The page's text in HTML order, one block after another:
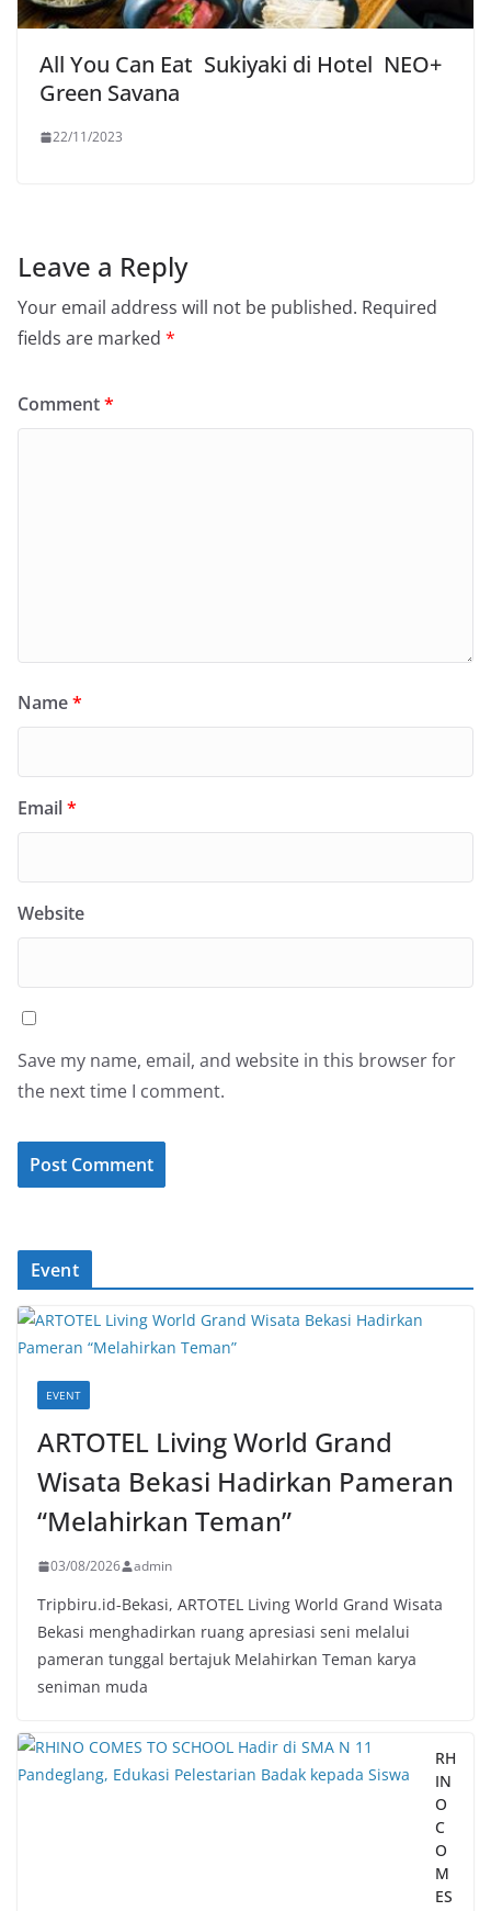
All You Can Eat Sukiyaki di Hotel NEO+
Green Savana
22/11/2023
Leave a Reply
Your email address will not be published. Required
fields are marked *
Comment*
Name*
Email*
Website
Save my name, email, and website in this browser for
the next time I comment.
Event
EVENT
ARTOTEL Living World Grand
Wisata Bekasi Hadirkan Pameran
“Melahirkan Teman”
03/08/2026 admin
Tripbiru.id-Bekasi, ARTOTEL Living World Grand Wisata
Bekasi menghadirkan ruang apresiasi seni melalui
pameran tunggal bertajuk Melahirkan Teman karya
seniman muda
RH
IN
O
C
O
M
ES